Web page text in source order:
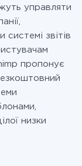
управляти
системі звітів
пропонує
низки